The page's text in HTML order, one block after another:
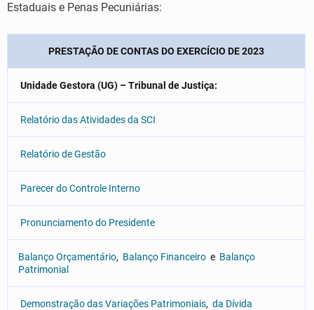
Estaduais e Penas Pecuniárias:
PRESTAÇÃO DE CONTAS DO EXERCÍCIO DE 2023
Unidade Gestora (UG) – Tribunal de Justiça:
Relatório das Atividades da SCI
Relatório de Gestão
Parecer do Controle Interno
Pronunciamento do Presidente
Balanço Orçamentário, Balanço Financeiro e Balanço
Patrimonial
Demonstração das Variações Patrimoniais, da Dívida